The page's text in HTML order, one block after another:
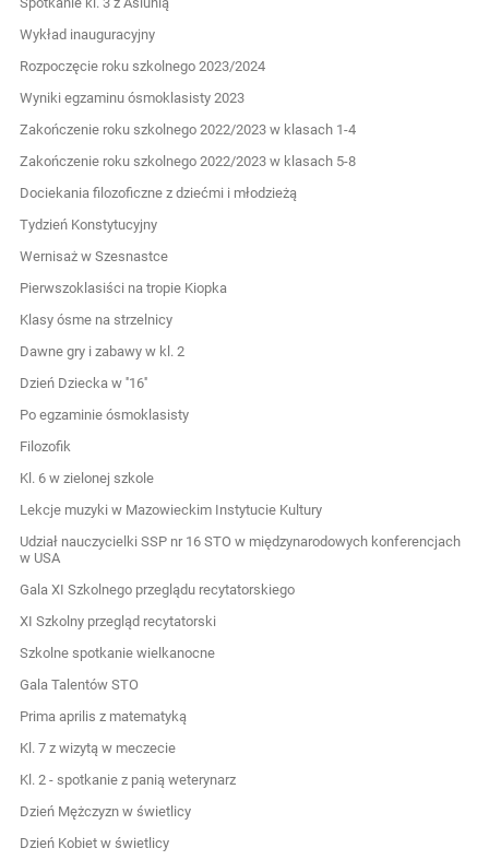
Wykład inauguracyjny
Rozpoczęcie roku szkolnego 2023/2024
Wyniki egzaminu ósmoklasisty 2023
Zakończenie roku szkolnego 2022/2023 w klasach 1-4
Zakończenie roku szkolnego 2022/2023 w klasach 5-8
Dociekania filozoficzne z dziećmi i młodzieżą
Tydzień Konstytucyjny
Wernisaż w Szesnastce
Pierwszoklasiści na tropie Kiopka
Klasy ósme na strzelnicy
Dawne gry i zabawy w kl. 2
Dzień Dziecka w ''16''
Po egzaminie ósmoklasisty
Filozofik
Kl. 6 w zielonej szkole
Lekcje muzyki w Mazowieckim Instytucie Kultury
Udział nauczycielki SSP nr 16 STO w międzynarodowych konferencjach
w USA
Gala XI Szkolnego przeglądu recytatorskiego
XI Szkolny przegląd recytatorski
Szkolne spotkanie wielkanocne
Gala Talentów STO
Prima aprilis z matematyką
Kl. 7 z wizytą w meczecie
Kl. 2 - spotkanie z panią weterynarz
Dzień Mężczyzn w świetlicy
Dzień Kobiet w świetlicy